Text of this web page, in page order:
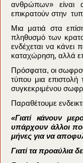
ανθρώπων» είναι
επικρατούν στην
Μια ματιά στα
πληθυσμό των
ενδέχεται να κάνει
καταχώρηση, αλλά
Πρόσφατα, οι
τύπου μια
συγκεκριμένου
Παραθέτουμε
«Γιατί κάνουν
υπάρχουν άλλοι
μήνες για να
Γιατί τα προαύλια